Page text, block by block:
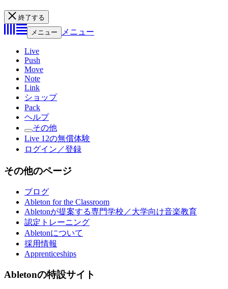
終了する
メニュー
メニュー
Live
Push
Move
Note
Link
ショップ
Pack
ヘルプ
その他
Live 12の無償体験
ログイン／登録
その他のページ
ブログ
Ableton for the Classroom
Abletonが提案する専門学校／大学向け音楽教育
認定トレーニング
Abletonについて
採用情報
Apprenticeships
Abletonの特設サイト